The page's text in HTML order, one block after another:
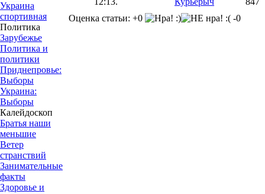
Украина
спортивная
Политика
Зарубежье
Политика и
политики
Приднепровье:
Выборы
Украина:
Выборы
Калейдоскоп
Братья наши
меньшие
Ветер
странствий
Занимательные
факты
Здоровье и
Оценка статьи: +0
-0